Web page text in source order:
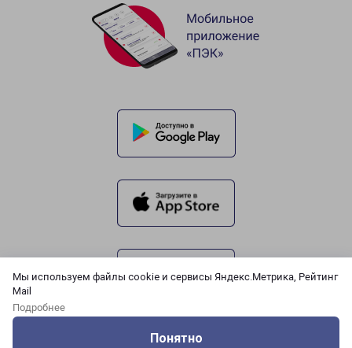
Мы используем файлы cookie и сервисы Яндекс.Метрика, Рейтинг
Mail
Подробнее
Понятно